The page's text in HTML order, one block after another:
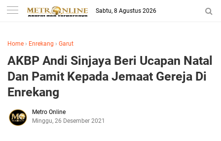
Sabtu, 8 Agustus 2026
Home › Enrekang › Garut
AKBP Andi Sinjaya Beri Ucapan Natal
Dan Pamit Kepada Jemaat Gereja Di
Enrekang
Metro Online
Minggu, 26 Desember 2021